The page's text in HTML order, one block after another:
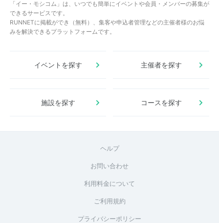
「イー・モシコム」は、いつでも簡単にイベントや会員・メンバーの募集が
できるサービスです。
RUNNETに掲載ができ（無料）、集客や申込者管理などの主催者様のお悩
みを解決できるプラットフォームです。
イベントを探す 主催者を探す
施設を探す コースを探す
ヘルプ
お問い合わせ
利用料金について
ご利用規約
プライバシーポリシー